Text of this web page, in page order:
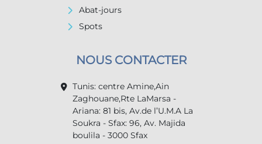
Abat-jours
Spots
NOUS CONTACTER
Tunis: centre Amine,Ain
Zaghouane,Rte LaMarsa -
Ariana: 81 bis, Av.de l’U.M.A La
Soukra - Sfax: 96, Av. Majida
boulila - 3000 Sfax